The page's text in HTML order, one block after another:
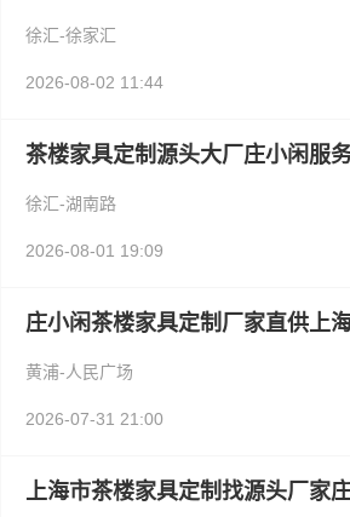
徐汇-徐家汇
2026-08-02 11:44
茶楼家具定制源头大厂庄小闲服
徐汇-湖南路
2026-08-01 19:09
庄小闲茶楼家具定制厂家直供上
黄浦-人民广场
2026-07-31 21:00
上海市茶楼家具定制找源头厂家